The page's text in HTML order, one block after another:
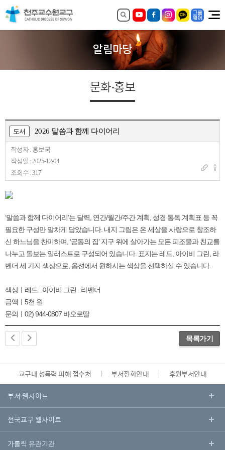
알림마당
문화·홍보
도서 2026 말씀과 함께 다이어리
작성자 : 홍보국
작성일 : 2025-12-04
조회수 : 317
‘말씀과 함께 다이어리’는 달력, 연간/월간/주간 계획, 성경 통독 계획표 등 꼭
필요한 구성만 알차게 담았습니다. 내지 그림은 온 세상을 사랑으로 창조하
신 하느님을 찬미하며, ‘공동의 집’ 지구 위에 살아가는 모든 피조물과 친교를
나누고 돌보는 일러스트로 구성되어 있습니다. 표지는 레드, 아이비 그린, 라
벤더 세 가지 색상으로, 옵션에서 원하시는 색상을 선택하실 수 있습니다.
색상ㅣ레드 . 아이비 그린 . 라벤더
금액ㅣ5천 원
문의ㅣ02) 944-0807 바오로딸
목록가기
교구내 성폭력 피해 접수처 부서전화안내 후원부서안내